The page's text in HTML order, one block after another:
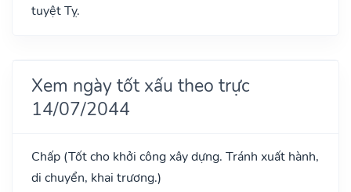
tuyệt Tỵ.
Xem ngày tốt xấu theo trực
14/07/2044
Chấp (Tốt cho khởi công xây dựng. Tránh xuất hành,
di chuyển, khai trương.)